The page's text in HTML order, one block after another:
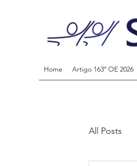
Home Artigo 163º OE 2026
All Posts